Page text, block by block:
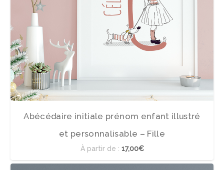
Abécédaire initiale prénom enfant illustré
et personnalisable – Fille
À partir de : 17,00€